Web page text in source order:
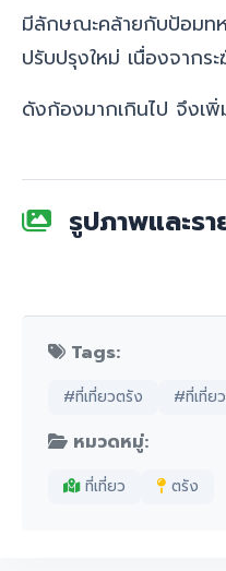
มีลักษณะคล้ายกับป้อมท
ปรับปรุงใหม่ เนื่องจากร
ดังก้องมากเกินไป จึงเ
รูปภาพและร
Tags:
#ที่เที่ยวตรัง #ที่เที่ย
หมวดหมู่:
ที่เที่ยว ตรัง